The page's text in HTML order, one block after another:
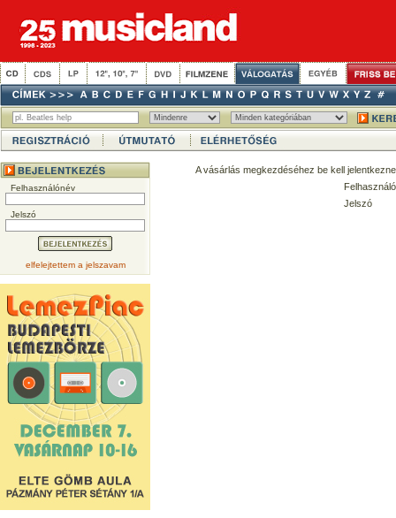
Felhasználónév
Jelszó
elfelejtettem a jelszavam
A vásárlás megkezdéséhez be kell
Jelszó